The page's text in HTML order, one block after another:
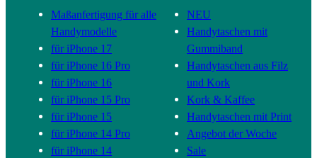
Maßanfertigung für alle
Handymodelle
für iPhone 17
für iPhone 16 Pro
für iPhone 16
für iPhone 15 Pro
für iPhone 15
für iPhone 14 Pro
für iPhone 14
NEU
Handytaschen mit
Gummiband
Handytaschen aus Filz
und Kork
Kork & Kaffee
Handytaschen mit Print
Angebot der Woche
Sale